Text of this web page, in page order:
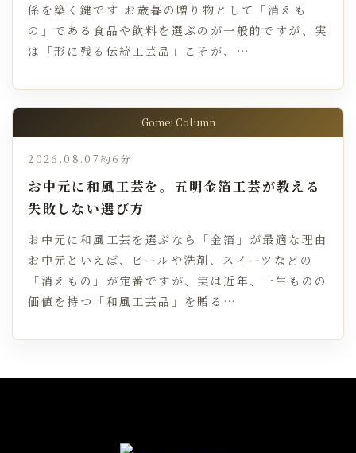
係を築く鍵です お歳暮の贈り物として「消えも
の」である食品や飲料を選ぶのが一般的ですが、実
は「形に残る伝統工芸品」こそが、…
Gomei Column
2026.08.07 約6分
お中元に和風工芸を。五明金箔工芸が教える
失敗しない選び方
お中元に和風工芸を選ぶなら「金箔」が最適な理由
お中元といえば、ビールや洗剤、スイーツなどの
「消えもの」が定番ですが、実は近年、一生ものの
価値を持つ「和風工芸品」を贈る…